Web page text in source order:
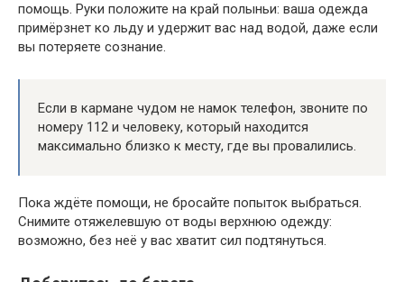
помощь. Руки положите на край полыньи: ваша одежда
примёрзнет ко льду и удержит вас над водой, даже если
вы потеряете сознание.
Если в кармане чудом не намок телефон, звоните по
номеру 112 и человеку, который находится
максимально близко к месту, где вы провалились.
Пока ждёте помощи, не бросайте попыток выбраться.
Снимите отяжелевшую от воды верхнюю одежду:
возможно, без неё у вас хватит сил подтянуться.